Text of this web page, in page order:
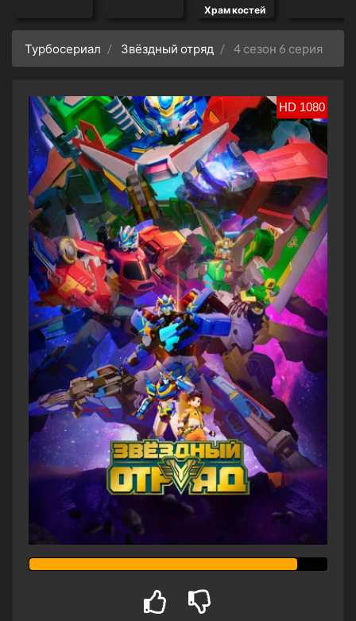
Храм костей
Турбосериал Звёздный отряд 4 сезон 6 серия
HD 1080